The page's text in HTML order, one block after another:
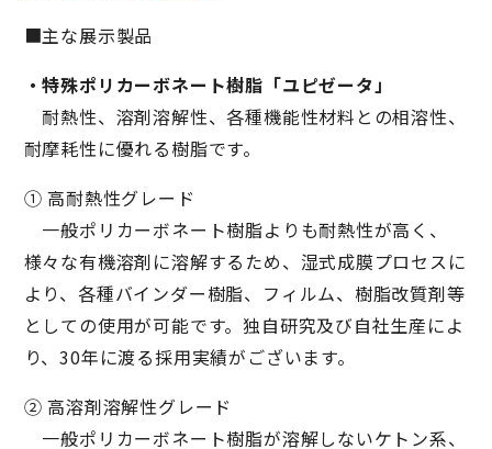
■主な展示製品
・特殊ポリカーボネート樹脂「ユピゼータ」
耐熱性、溶剤溶解性、各種機能性材料との相溶性、
耐摩耗性に優れる樹脂です。
① 高耐熱性グレード
一般ポリカーボネート樹脂よりも耐熱性が高く、
様々な有機溶剤に溶解するため、湿式成膜プロセスに
より、各種バインダー樹脂、フィルム、樹脂改質剤等
としての使用が可能です。独自研究及び自社生産によ
り、30年に渡る採用実績がございます。
② 高溶剤溶解性グレード
一般ポリカーボネート樹脂が溶解しないケトン系、